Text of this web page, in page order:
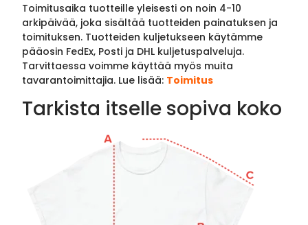
Toimitusaika tuotteille yleisesti on noin 4-10
arkipäivää, joka sisältää tuotteiden painatuksen ja
toimituksen. Tuotteiden kuljetukseen käytämme
pääosin FedEx, Posti ja DHL kuljetuspalveluja.
Tarvittaessa voimme käyttää myös muita
tavarantoimittajia. Lue lisää: Toimitus
Tarkista itselle sopiva koko